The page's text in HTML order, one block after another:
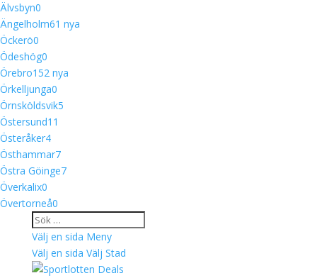
Älvsbyn0
Ängelholm61 nya
Öckerö0
Ödeshög0
Örebro152 nya
Örkelljunga0
Örnsköldsvik5
Östersund11
Österåker4
Östhammar7
Östra Göinge7
Överkalix0
Övertorneå0
Välj en sida Meny
Välj en sida Välj Stad